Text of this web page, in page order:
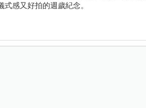
感又好拍的週歲紀念。